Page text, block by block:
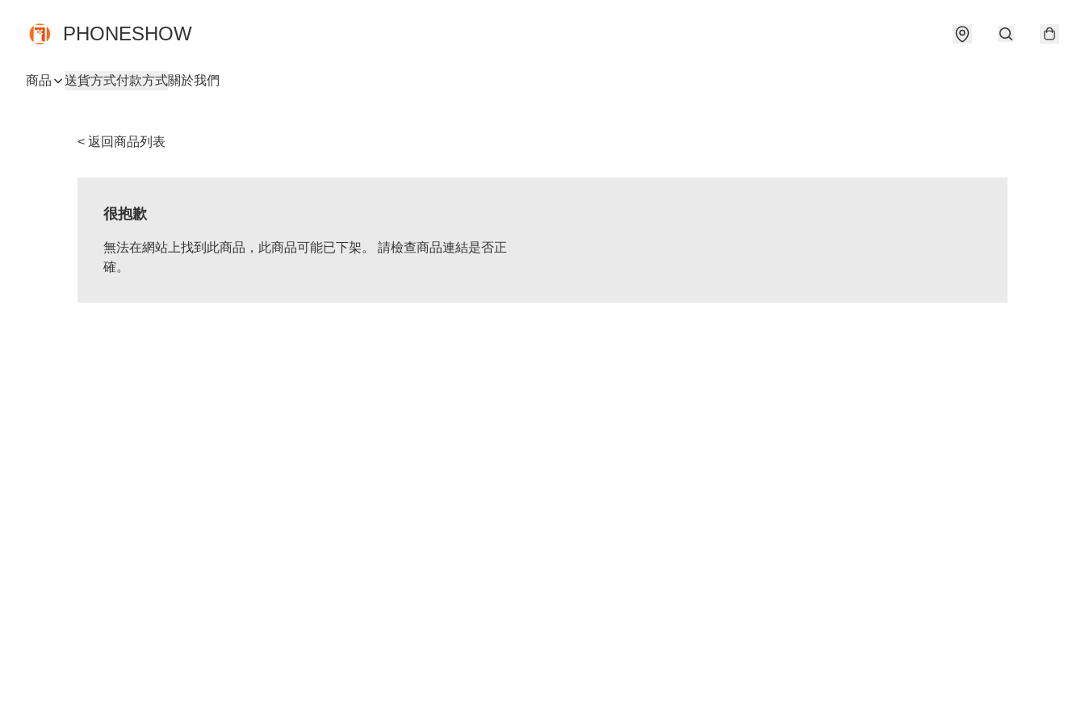
PHONESHOW
商品 送貨方式付款方式關於我們
< 返回商品列表
很抱歉
無法在網站上找到此商品，此商品可能已下架。 請檢查商品連結是否正
確。